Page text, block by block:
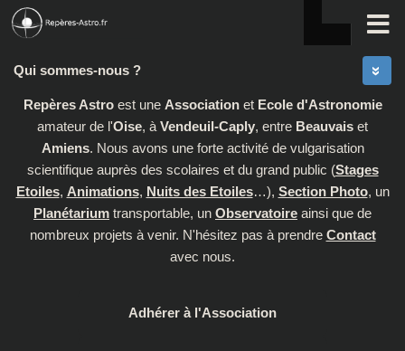
Skip to content
Qui sommes-nous ?
Repères Astroest une Associationet Ecole d'Astronomie
amateur de l'Oise, à Vendeuil-Caply, entre Beauvais et
Amiens. Nous avons une forte activité de vulgarisation
scientifique auprès des scolaires et du grand public (Stages
Etoiles, Animations, Nuits des Etoiles…), Section Photo, un
Planétarium transportable, un Observatoire ainsi que de
nombreux projets à venir. N'hésitez pas à prendre Contact
avec nous.
Adhérer à l'Association